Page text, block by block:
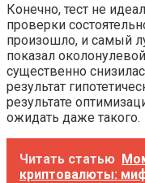
Конечно, тест не
проверки
произошло, и самый
показал
существенно
результат
результате
ожидать даже такого.
Читать статью
криптовалюты: